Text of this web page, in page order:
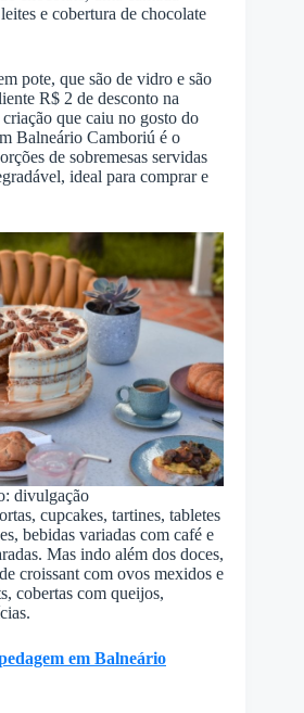
e cobertura de chocolate
pote, que são de vidro e são
R$ 2 de desconto na
que caiu no gosto do
Balneário Camboriú é o
de sobremesas servidas
ideal para comprar e
divulgação
cupcakes, tartines, tabletes
bebidas variadas com café e
Mas indo além dos doces,
croissant com ovos mexidos e
cobertas com queijos,
em Balneário